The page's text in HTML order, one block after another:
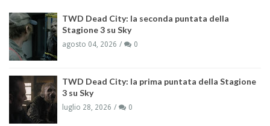
TWD Dead City: la seconda puntata della
Stagione 3 su Sky
agosto 04, 2026 0
TWD Dead City: la prima puntata della Stagione
3 su Sky
luglio 28, 2026 0